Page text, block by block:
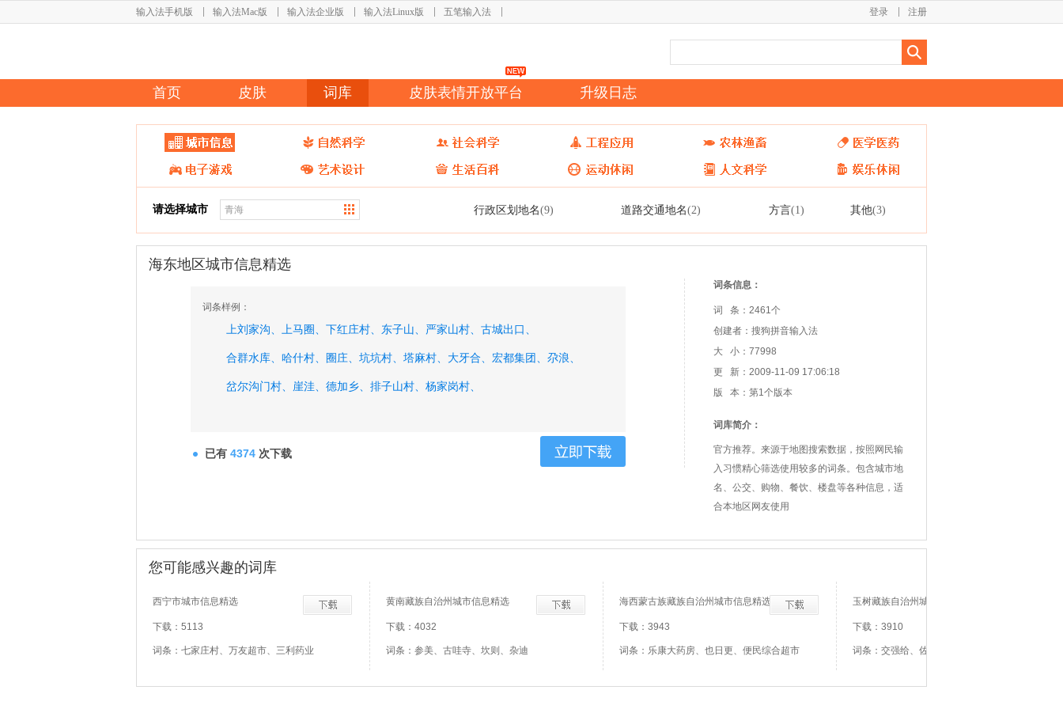
输入法手机版 输入法Mac版 输入法企业版 输入法Linux版 五笔输入法 注册
登录
首页 皮肤 词库 皮肤表情开放平台 升级日志
请选择城市 行政区划地名(9) 道路交通地名(2) 方言(1) 其他(3)
海东地区城市信息精选
词条样例：
上刘家沟、 上马圈、 下红庄村、 东子山、 严家山村、 古城出口、
合群水库、 哈什村、 圈庄、 坑坑村、 塔麻村、 大牙合、 宏都集团、 尕浪、
岔尔沟门村、 崖洼、 德加乡、 排子山村、 杨家岗村、
已有 4374 次下载
词条信息：
词 条：2461个
创建者：搜狗拼音输入法
大 小：77998
更 新：2009-11-09 17:06:18
版 本：第1个版本
词库简介：
官方推荐。来源于地图搜索数据，按照网民输
入习惯精心筛选使用较多的词条。包含城市地
名、公交、购物、餐饮、楼盘等各种信息，适
合本地区网友使用
您可能感兴趣的词库
西宁市城市信息精选
下载：5113
词条：七家庄村、万友超市、三利药业
黄南藏族自治州城市信息精选
下载：4032
词条：参美、古哇寺、坎则、杂迪
海西蒙古族藏族自治州城市信息精选
下载：3943
词条：乐康大药房、也日更、便民综合超市
玉树藏族自治州城市信息精选
下载：3910
词条：交强给、佐孜、俄日弄、克宁给